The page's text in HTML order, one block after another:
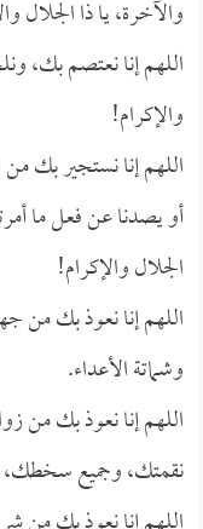
والآخرة، يا ذا الجلال
اللهم إنا نعتصم بك،
والإكرام!
اللهم إنا نستجير بك من
أو يصدنا عن فعل ما
الجلال والإكرام!
اللهم إنا نعوذ بك من
وشماتة الأعداء.
اللهم إنا نعوذ بك من
نقمتك، وجميع سخطك،